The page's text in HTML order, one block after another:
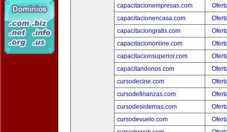
capacitacionempresas.com
capacitacionencasa.com
capacitaciongratis.com
capacitaciononline.com
capacitacionsuperior.com
capacitandonos.com
cursodecine.com
cursodefinanzas.com
cursodesistemas.com
cursodevuelo.com